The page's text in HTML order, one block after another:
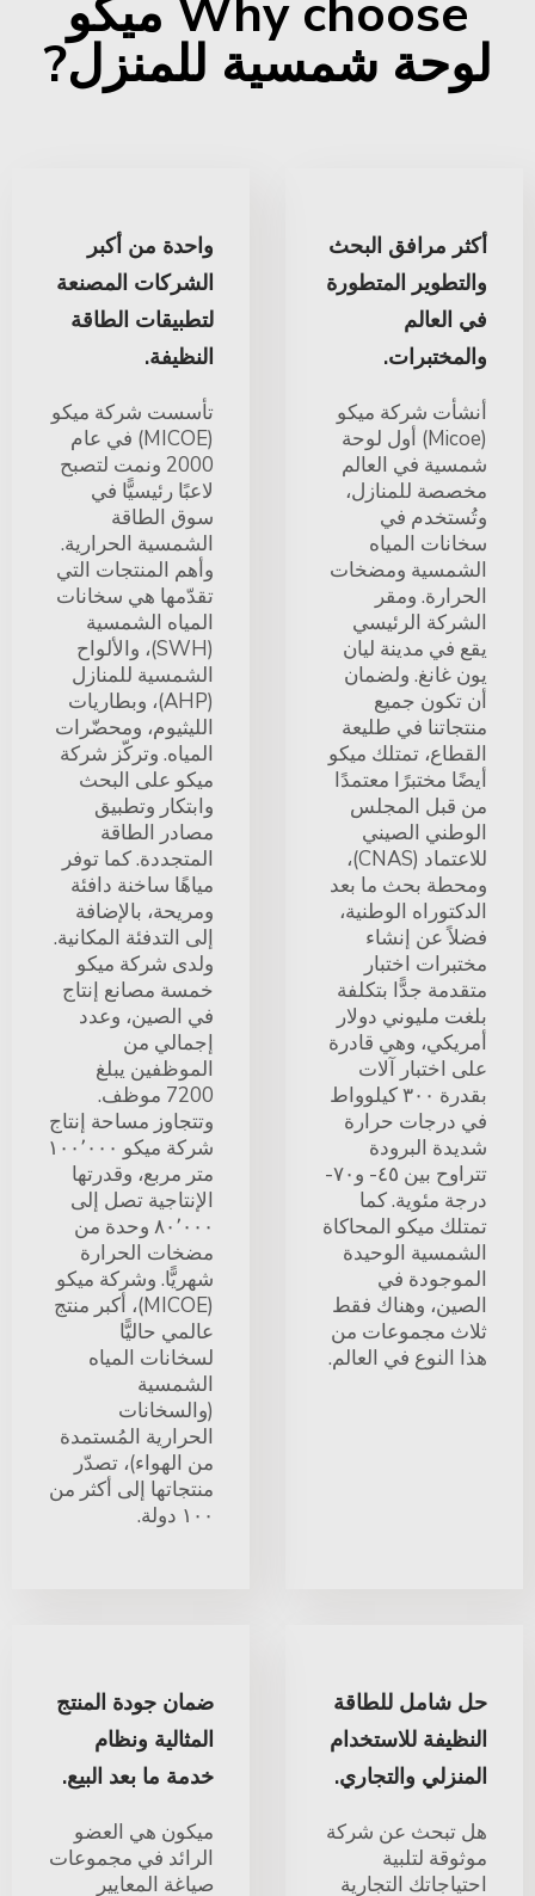
Why choose ميكو
لوحة شمسية للمنزل?
أكثر مرافق البحث
والتطوير المتطورة
في العالم
والمختبرات.
أنشأت شركة ميكو
(Micoe) أول لوحة
شمسية في العالم
مخصصة للمنازل،
وتُستخدم في
سخانات المياه
الشمسية ومضخات
الحرارة. ومقر
الشركة الرئيسي
يقع في مدينة ليان
يون غانغ. ولضمان
أن تكون جميع
منتجاتنا في طليعة
القطاع، تمتلك ميكو
أيضًا مختبرًا معتمدًا
من قبل المجلس
الوطني الصيني
للاعتماد (CNAS)،
ومحطة بحث ما بعد
الدكتوراه الوطنية،
فضلاً عن إنشاء
مختبرات اختبار
متقدمة جدًّا بتكلفة
بلغت مليوني دولار
أمريكي، وهي قادرة
على اختبار آلات
بقدرة ٣٠٠ كيلوواط
في درجات حرارة
شديدة البرودة
تتراوح بين ٤٥- و٧٠-
درجة مئوية. كما
تمتلك ميكو المحاكاة
الشمسية الوحيدة
الموجودة في
الصين، وهناك فقط
ثلاث مجموعات من
هذا النوع في العالم.
واحدة من أكبر
الشركات المصنعة
لتطبيقات الطاقة
النظيفة.
تأسست شركة ميكو
(MICOE) في عام
2000 ونمت لتصبح
لاعبًا رئيسيًّا في
سوق الطاقة
الشمسية الحرارية.
وأهم المنتجات التي
تقدّمها هي سخانات
المياه الشمسية
(SWH)، والألواح
الشمسية للمنازل
(AHP)، وبطاريات
الليثيوم، ومحضّرات
المياه. وتركّز شركة
ميكو على البحث
وابتكار وتطبيق
مصادر الطاقة
المتجددة. كما توفر
مياهًا ساخنة دافئة
ومريحة، بالإضافة
إلى التدفئة المكانية.
ولدى شركة ميكو
خمسة مصانع إنتاج
في الصين، وعدد
إجمالي من
الموظفين يبلغ
7200 موظف.
وتتجاوز مساحة إنتاج
شركة ميكو ١٠٠٬٠٠٠
متر مربع، وقدرتها
الإنتاجية تصل إلى
٨٠٬٠٠٠ وحدة من
مضخات الحرارة
شهريًّا. وشركة ميكو
(MICOE)، أكبر منتج
عالمي حاليًّا
لسخانات المياه
الشمسية
(والسخانات
الحرارية المُستمدة
من الهواء)، تصدّر
منتجاتها إلى أكثر من
١٠٠ دولة.
حل شامل للطاقة
النظيفة للاستخدام
المنزلي والتجاري.
هل تبحث عن شركة
موثوقة لتلبية
احتياجاتك التجارية
ضمان جودة المنتج
المثالية ونظام
خدمة ما بعد البيع.
ميكون هي العضو
الرائد في مجموعات
صياغة المعايير